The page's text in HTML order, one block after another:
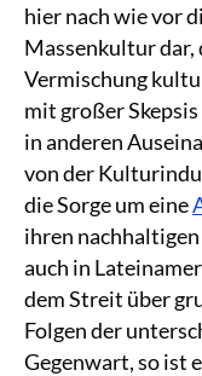
hier nach wie vor
Massenkultur dar,
Vermischung
mit großer
in anderen
von der
die Sorge um eine
ihren
auch in
dem Streit über
Folgen der
Gegenwart, so ist